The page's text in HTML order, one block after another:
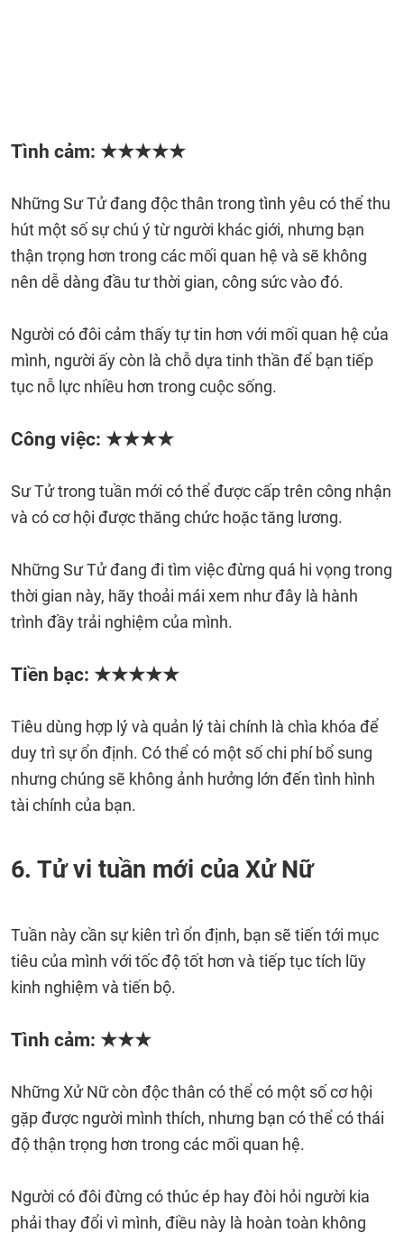
Tình cảm: ★★★★★
Những Sư Tử đang độc thân trong tình yêu có thể thu
hút một số sự chú ý từ người khác giới, nhưng bạn
thận trọng hơn trong các mối quan hệ và sẽ không
nên dễ dàng đầu tư thời gian, công sức vào đó.
Người có đôi cảm thấy tự tin hơn với mối quan hệ của
mình, người ấy còn là chỗ dựa tinh thần để bạn tiếp
tục nỗ lực nhiều hơn trong cuộc sống.
Công việc: ★★★★
Sư Tử trong tuần mới có thể được cấp trên công nhận
và có cơ hội được thăng chức hoặc tăng lương.
Những Sư Tử đang đi tìm việc đừng quá hi vọng trong
thời gian này, hãy thoải mái xem như đây là hành
trình đầy trải nghiệm của mình.
Tiền bạc: ★★★★★
Tiêu dùng hợp lý và quản lý tài chính là chìa khóa để
duy trì sự ổn định. Có thể có một số chi phí bổ sung
nhưng chúng sẽ không ảnh hưởng lớn đến tình hình
tài chính của bạn.
6. Tử vi tuần mới của Xử Nữ
Tuần này cần sự kiên trì ổn định, bạn sẽ tiến tới mục
tiêu của mình với tốc độ tốt hơn và tiếp tục tích lũy
kinh nghiệm và tiến bộ.
Tình cảm: ★★★
Những Xử Nữ còn độc thân có thể có một số cơ hội
gặp được người mình thích, nhưng bạn có thể có thái
độ thận trọng hơn trong các mối quan hệ.
Người có đôi đừng có thúc ép hay đòi hỏi người kia
phải thay đổi vì mình, điều này là hoàn toàn không